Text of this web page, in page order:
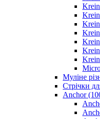
Муліне
Стрічки
Anchor